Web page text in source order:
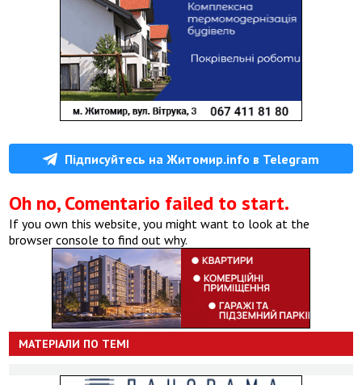
Підписуйтесь на Житомир.info в Telegram
Oh no, Comentario failed to start.
If you own this website, you might want to look at the
browser console to find out why.
МАТЕРІАЛИ ПО ТЕМІ